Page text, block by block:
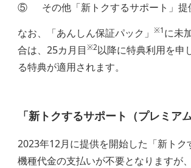
⑤
その他「新トクするサポート」
なお、「あんしん保証パック」 ※1に未
合は、25カ月目※2以降に特典利用を
る特典が適用されます。
「新トクするサポート（プレミア
2023年12月に提供を開始した「新ト
機種代金の支払いが不要となりますが